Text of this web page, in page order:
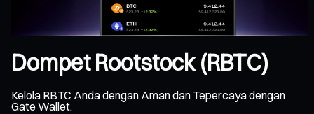
Dompet Rootstock (RBTC)
Kelola RBTC Anda dengan Aman dan Tepercaya dengan
Gate Wallet.